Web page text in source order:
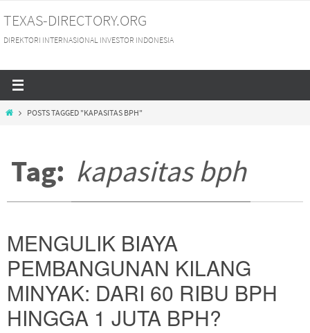
to
content
TEXAS-DIRECTORY.ORG
DIREKTORI INTERNASIONAL INVESTOR INDONESIA
HOMEPOSTS TAGGED "KAPASITAS BPH"
Tag: kapasitas bph
MENGULIK BIAYA
PEMBANGUNAN KILANG
MINYAK: DARI 60 RIBU BPH
HINGGA 1 JUTA BPH?